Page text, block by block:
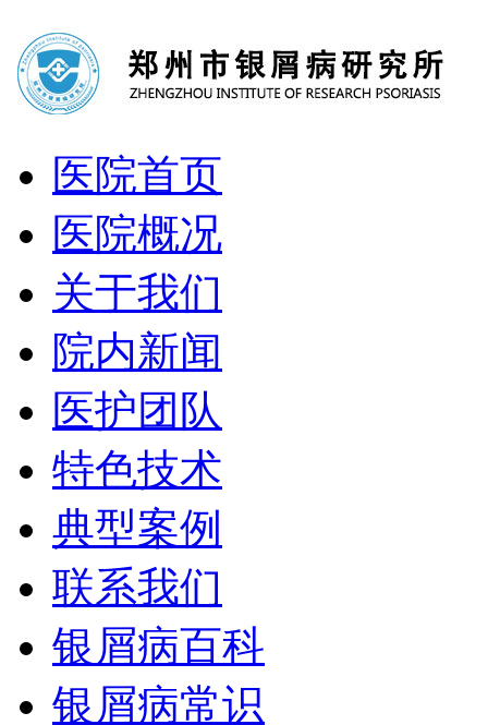
医院首页
医院概况
关于我们
院内新闻
医护团队
特色技术
典型案例
联系我们
银屑病百科
银屑病常识